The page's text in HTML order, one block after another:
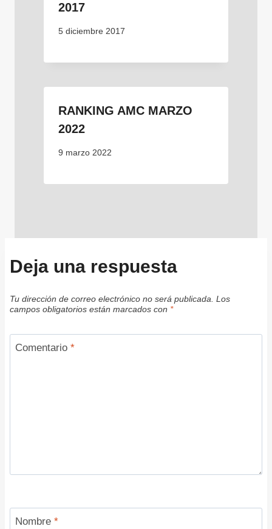
2017
5 diciembre 2017
RANKING AMC MARZO
2022
9 marzo 2022
Deja una respuesta
Tu dirección de correo electrónico no será publicada. Los
campos obligatorios están marcados con *
Comentario *
Nombre *